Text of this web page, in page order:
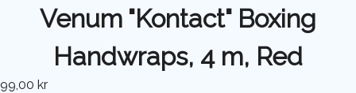
Venum "Kontact" Boxing
Handwraps, 4 m, Red
99,00 kr